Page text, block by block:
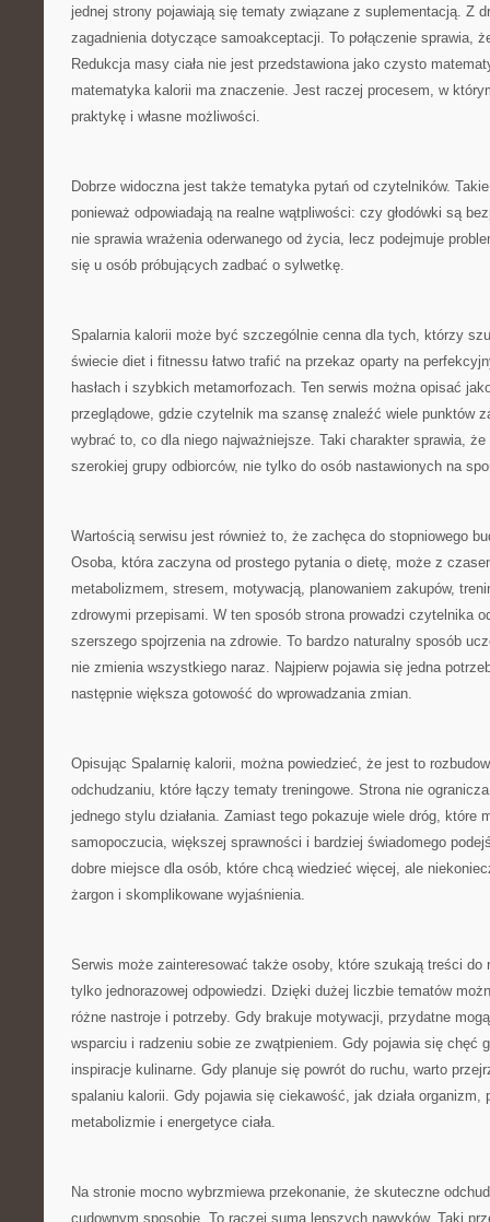
jednej strony pojawiają się tematy związane z suplementacją. Z
zagadnienia dotyczące samoakceptacji. To połączenie sprawia,
Redukcja masy ciała nie jest przedstawiona jako czysto
matematyka kalorii ma znaczenie. Jest raczej procesem, w
praktykę i własne możliwości.
Dobrze widoczna jest także tematyka pytań od czytelników.
ponieważ odpowiadają na realne wątpliwości: czy głodówki są
nie sprawia wrażenia oderwanego od życia, lecz podejmuje
się u osób próbujących zadbać o sylwetkę.
Spalarnia kalorii może być szczególnie cenna dla tych, którzy
świecie diet i fitnessu łatwo trafić na przekaz oparty na
hasłach i szybkich metamorfozach. Ten serwis można opisać
przeglądowe, gdzie czytelnik ma szansę znaleźć wiele punktów
wybrać to, co dla niego najważniejsze. Taki charakter sprawia,
szerokiej grupy odbiorców, nie tylko do osób nastawionych na
Wartością serwisu jest również to, że zachęca do stopniowego
Osoba, która zaczyna od prostego pytania o dietę, może z
metabolizmem, stresem, motywacją, planowaniem zakupów,
zdrowymi przepisami. W ten sposób strona prowadzi czytelnika
szerszego spojrzenia na zdrowie. To bardzo naturalny sposób
nie zmienia wszystkiego naraz. Najpierw pojawia się jedna
następnie większa gotowość do wprowadzania zmian.
Opisując Spalarnię kalorii, można powiedzieć, że jest to
odchudzaniu, które łączy tematy treningowe. Strona nie
jednego stylu działania. Zamiast tego pokazuje wiele dróg, które
samopoczucia, większej sprawności i bardziej świadomego
dobre miejsce dla osób, które chcą wiedzieć więcej, ale
żargon i skomplikowane wyjaśnienia.
Serwis może zainteresować także osoby, które szukają treści do
tylko jednorazowej odpowiedzi. Dzięki dużej liczbie tematów
różne nastroje i potrzeby. Gdy brakuje motywacji, przydatne
wsparciu i radzeniu sobie ze zwątpieniem. Gdy pojawia się chęć
inspiracje kulinarne. Gdy planuje się powrót do ruchu, warto
spalaniu kalorii. Gdy pojawia się ciekawość, jak działa organizm,
metabolizmie i energetyce ciała.
Na stronie mocno wybrzmiewa przekonanie, że skuteczne
cudownym sposobie. To raczej suma lepszych nawyków. Taki